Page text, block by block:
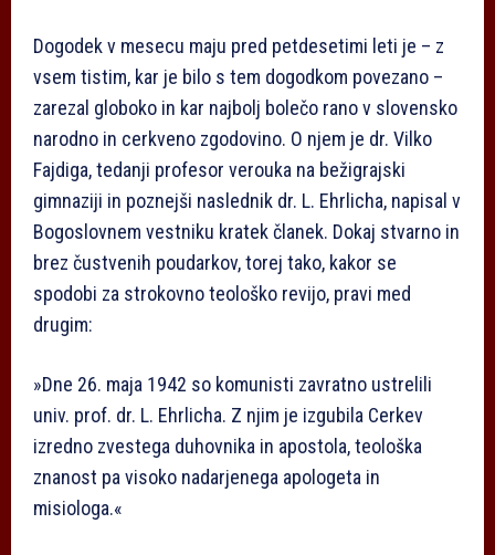
Dogodek v mesecu maju pred petdesetimi leti je – z
vsem tistim, kar je bilo s tem dogodkom povezano –
zarezal globoko in kar najbolj bolečo rano v slovensko
narodno in cerkveno zgodovino. O njem je dr. Vilko
Fajdiga, tedanji profesor verouka na bežigrajski
gimnaziji in poznejši naslednik dr. L. Ehrlicha, napisal v
Bogoslovnem vestniku kratek članek. Dokaj stvarno in
brez čustvenih poudarkov, torej tako, kakor se
spodobi za strokovno teološko revijo, pravi med
drugim:
»Dne 26. maja 1942 so komunisti zavratno ustrelili
univ. prof. dr. L. Ehrlicha. Z njim je izgubila Cerkev
izredno zvestega duhovnika in apostola, teološka
znanost pa visoko nadarjenega apologeta in
misiologa.«